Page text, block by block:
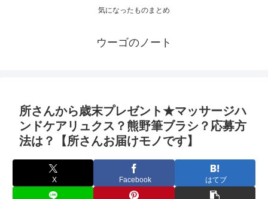
気になったものまとめ
ウーゴのノート
所さんから歳末プレゼント★マッサージハ
ンドケアリュクス？熊野筆ブラシ？応募方
法は？【所さんお届けモノです】
X Facebook はてブ